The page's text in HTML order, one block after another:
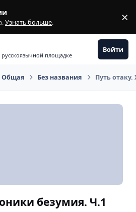
Узнать больше. ×
площадке
Войти
Общая Без названия Путь
безумия. Ч.1